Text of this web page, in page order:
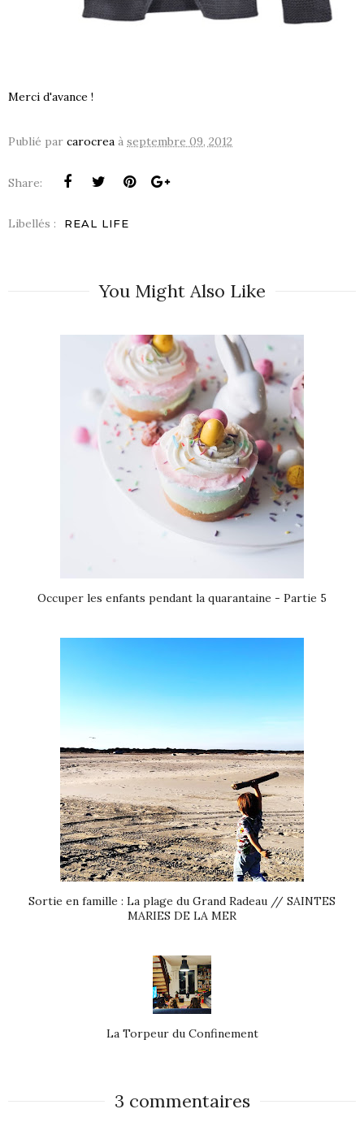
Merci d'avance !
Publié par carocrea à septembre 09, 2012
Share:
Libellés : REAL LIFE
You Might Also Like
Occuper les enfants pendant la quarantaine - Partie 5
Sortie en famille : La plage du Grand Radeau // SAINTES
MARIES DE LA MER
La Torpeur du Confinement
3 commentaires